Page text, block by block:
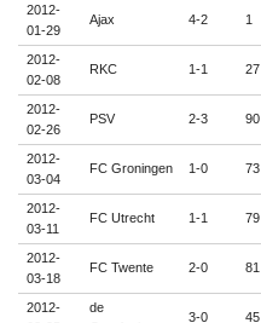
2012-
01-29
Ajax 4-2 1
2012-
02-08
RKC 1-1 27
2012-
02-26
PSV 2-3 90
2012-
03-04
FC Groningen 1-0 73
2012-
03-11
FC Utrecht 1-1 79
2012-
03-18
FC Twente 2-0 81
2012-
de
3-0 45